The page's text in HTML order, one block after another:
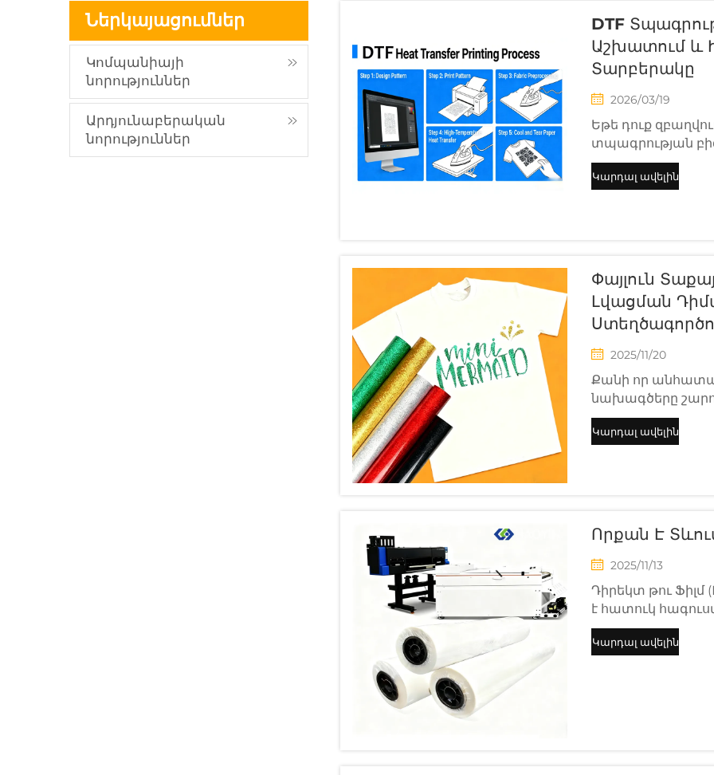
Ներկայացումներ
Կոմպանիայի
նորություններ
Արդյունաբերական
նորություններ
DTF
Աշխատում ԵՒ
Տարբերակը
2026/03/19
Եթե դուք
տպագրության
եք DTF
փոխարինում է
Կարդալ ավելին
Փայլուն
Լվացման
2025/11/20
Քանի որ
նախագծերը
տաքային
ստեղծողների,
Կարդալ ավելին
Որքան Է
2025/11/13
Դիրեկտ թու Ֆիլմ
է հատուկ
Հայտնի է իր
Կարդալ ավելին